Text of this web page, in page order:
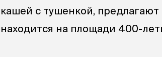
кашей с тушенкой,
находится на площади 400-